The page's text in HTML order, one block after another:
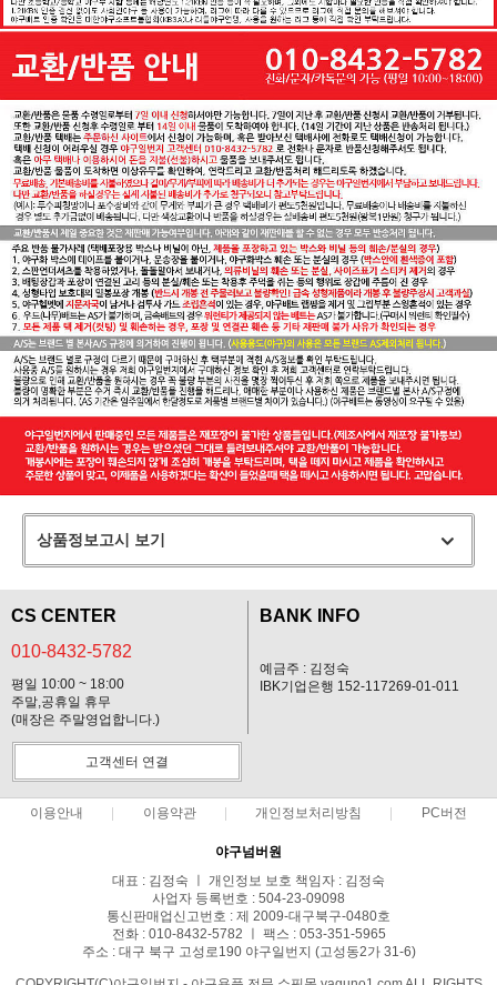
상품정보고시 보기
CS CENTER
010-8432-5782
평일 10:00 ~ 18:00
주말,공휴일 휴무
(매장은 주말영업합니다.)
BANK INFO
예금주 : 김정숙
IBK기업은행 152-117269-01-011
고객센터 연결
이용안내 이용약관 개인정보처리방침 PC버전
야구넘버원
대표 : 김정숙 ㅣ 개인정보 보호 책임자 : 김정숙
사업자 등록번호 : 504-23-09098
통신판매업신고번호 : 제 2009-대구북구-0480호
전화 : 010-8432-5782 ㅣ 팩스 : 053-351-5965
주소 : 대구 북구 고성로190 야구일번지 (고성동2가 31-6)